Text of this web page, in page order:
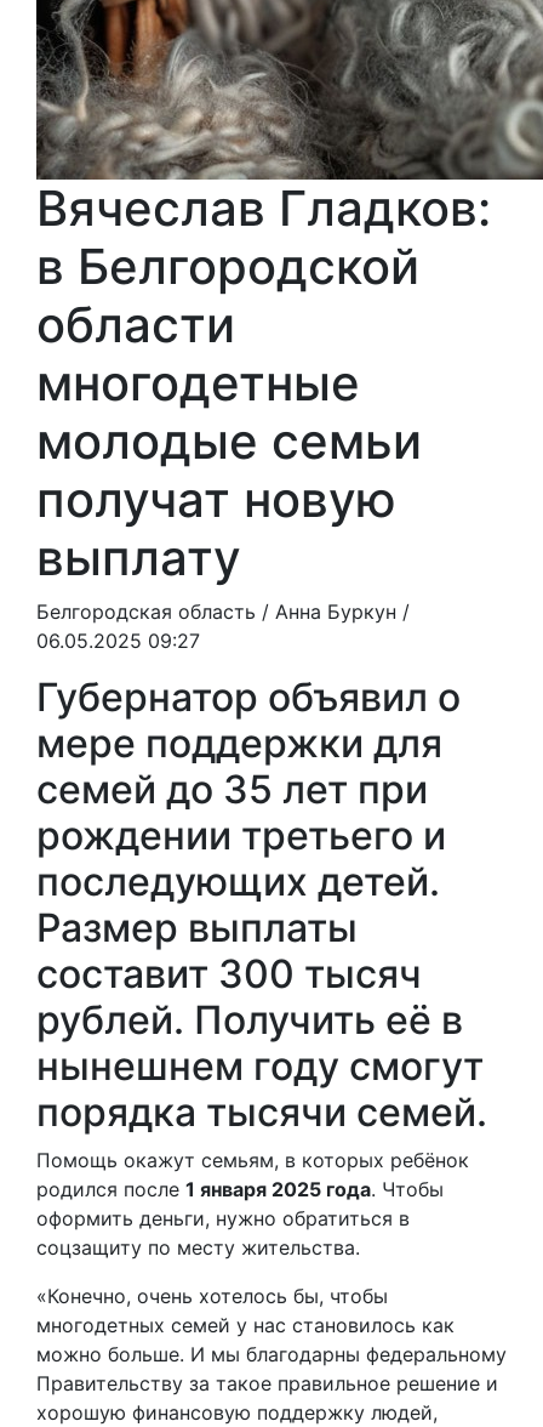
Вячеслав Гладков:
в Белгородской
области
многодетные
молодые семьи
получат новую
выплату
Белгородская область / Анна Буркун /
06.05.2025 09:27
Губернатор объявил о
мере поддержки для
семей до 35 лет при
рождении третьего и
последующих детей.
Размер выплаты
составит 300 тысяч
рублей. Получить её в
нынешнем году смогут
порядка тысячи семей.
Помощь окажут семьям, в которых ребёнок
родился после 1 января 2025 года. Чтобы
оформить деньги, нужно обратиться в
соцзащиту по месту жительства.
«Конечно, очень хотелось бы, чтобы
многодетных семей у нас становилось как
можно больше. И мы благодарны федеральному
Правительству за такое правильное решение и
хорошую финансовую поддержку людей,